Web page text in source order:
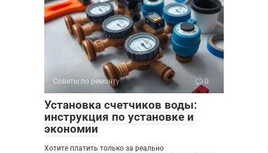
Советы по ремонту 0
Установка счетчиков воды:
инструкция по установке и
экономии
Хотите платить только за реально